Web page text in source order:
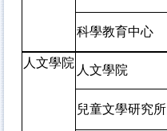
科學教育中心
人文學院
人文學院
兒童文學研究所